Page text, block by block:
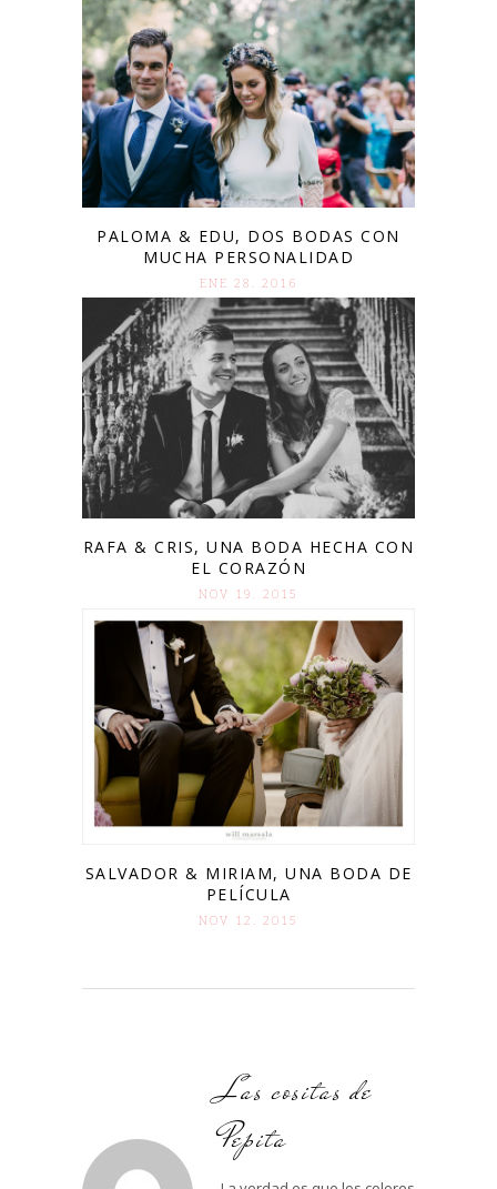
PALOMA & EDU, DOS BODAS CON
MUCHA PERSONALIDAD
ENE 28. 2016
RAFA & CRIS, UNA BODA HECHA CON
EL CORAZÓN
NOV 19. 2015
SALVADOR & MIRIAM, UNA BODA DE
PELÍCULA
NOV 12. 2015
Las cositas de
Pepita